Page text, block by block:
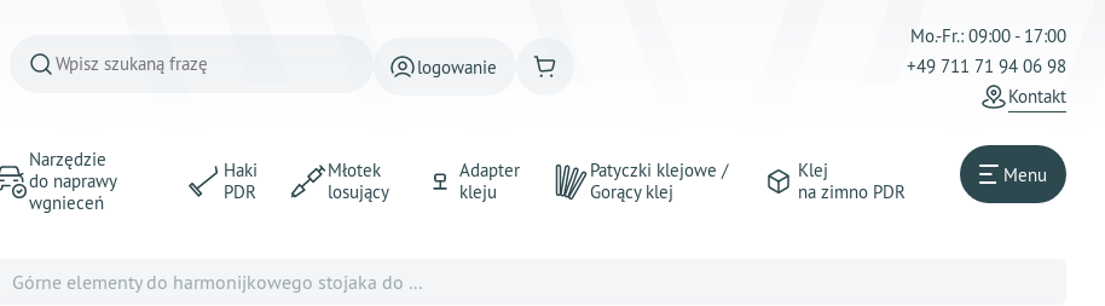
logowanie
Mo.-Fr.: 09:00 - 17:00
+49 711 71 94 06 98
Kontakt
Narzędzie
do naprawy
wgnieceń
Haki
PDR
Młotek
losujący
Adapter
kleju
Patyczki klejowe /
Gorący klej
Klej
na zimno PDR
Menu
Górne elementy do harmonijkowego stojaka do ...